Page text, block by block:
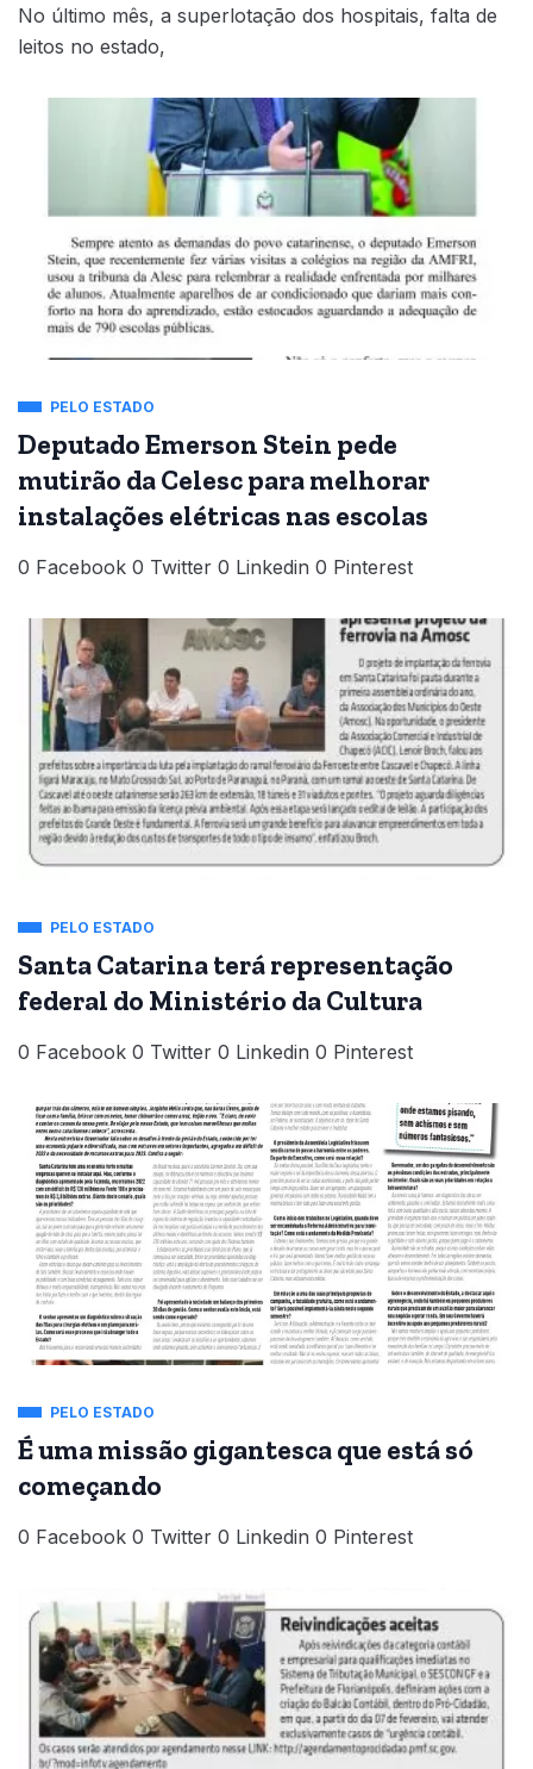
No último mês, a superlotação dos hospitais, falta de
leitos no estado,
PELO ESTADO
Deputado Emerson Stein pede
mutirão da Celesc para melhorar
instalações elétricas nas escolas
0 Facebook 0 Twitter 0 Linkedin 0 Pinterest
PELO ESTADO
Santa Catarina terá representação
federal do Ministério da Cultura
0 Facebook 0 Twitter 0 Linkedin 0 Pinterest
PELO ESTADO
É uma missão gigantesca que está só
começando
0 Facebook 0 Twitter 0 Linkedin 0 Pinterest